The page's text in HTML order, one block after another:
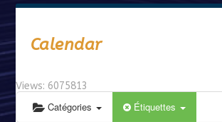
Calendar
Views: 6075813
Catégories Étiquettes